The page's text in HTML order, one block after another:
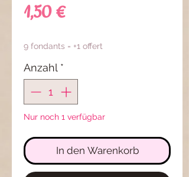
1,50 €Preis
9 fondants = +1 offert
Anzahl *
Nur noch 1 verfügbar
In den Warenkorb